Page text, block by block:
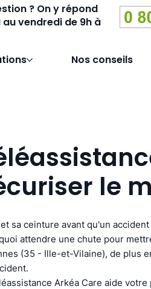
? On y répond
au vendredi de 9h à
Nos conseils
le
sa ceinture avant qu'un
attendre une chute pour
(35 - Ille-et-Vilaine), de plus
Arkéa Care aide